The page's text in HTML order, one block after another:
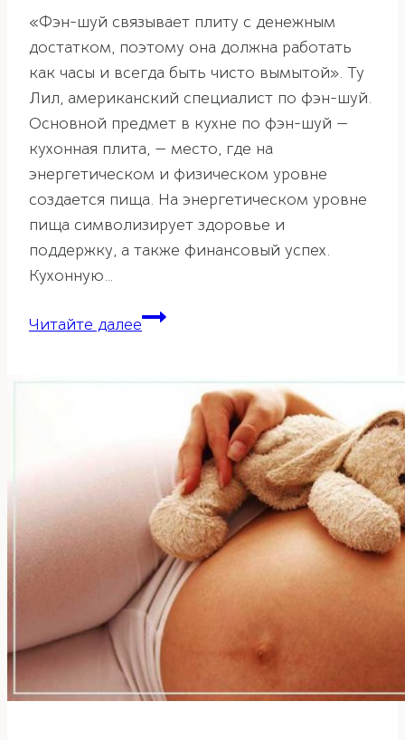
«Фэн-шуй связывает плиту с денежным
достатком, поэтому она должна работать
как часы и всегда быть чисто вымытой». Ту
Лил, американский специалист по фэн-шуй.
Основной предмет в кухне по фэн-шуй —
кухонная плита, — место, где на
энергетическом и физическом уровне
создается пища. На энергетическом уровне
пища символизирует здоровье и
поддержку, а также финансовый успех.
Кухонную…
Читайте далееПравила
Кухонная